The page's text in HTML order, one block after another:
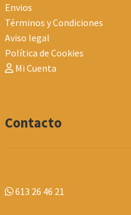
Envios
Términos y Condiciones
Aviso legal
Política de Cookies
Mi Cuenta
Contacto
613 26 46 21